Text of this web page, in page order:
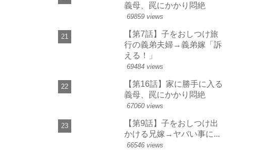
義母、罠にかかり悶絶
69859 views
【第7話】子をおしつけ旅
行の義弟夫婦→義弟嫁「訴
える！」
69484 views
【第16話】家に勝手に入る
義母、罠にかかり悶絶
67060 views
【第9話】子をおしつけ出
かける兄嫁→ヤバい事に...
66546 views